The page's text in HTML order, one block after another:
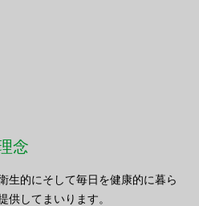
念
生的にそして毎日を健康的に暮ら
供してまいります。